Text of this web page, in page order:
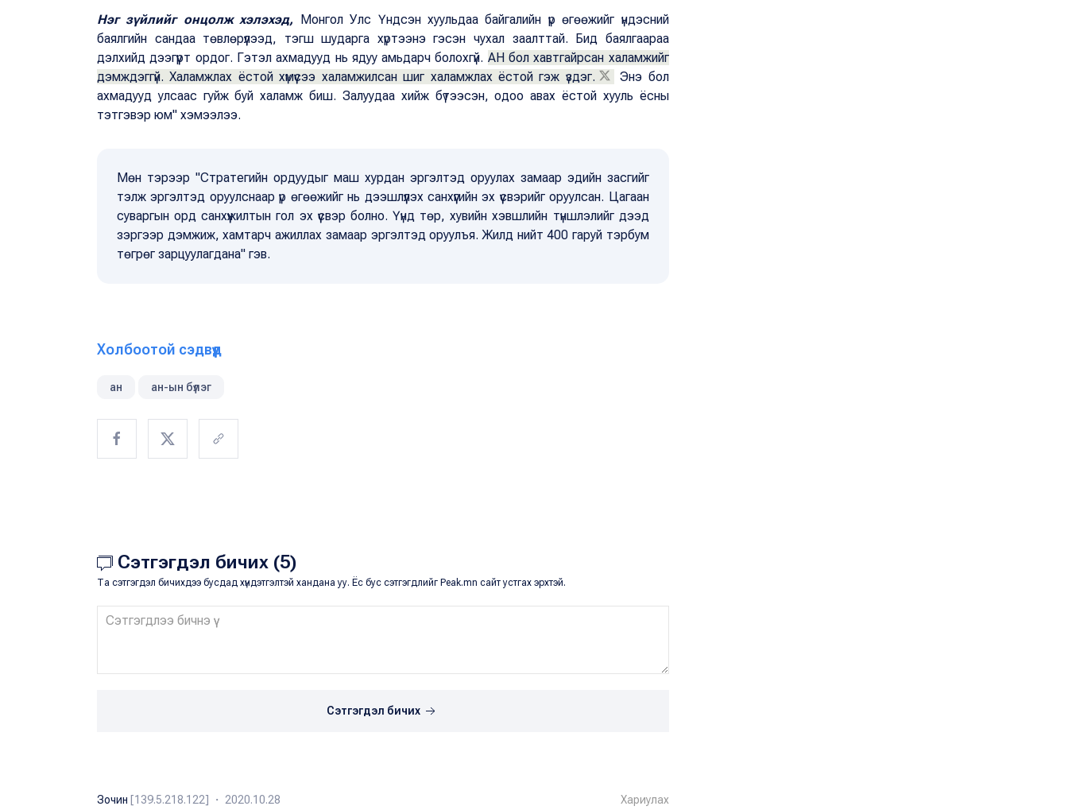
Нэг зүйлийг онцолж хэлэхэд, Монгол Улс Үндсэн хуульдаа байгалийн үр өгөөжийг үндэсний
баялгийн сандаа төвлөрүүлээд, тэгш шударга хүртээнэ гэсэн чухал заалттай. Бид баялгаараа
дэлхийд дээгүүрт ордог. Гэтэл ахмадууд нь ядуу амьдарч болохгүй. АН бол хавтгайрсан халамжийг
дэмждэггүй. Халамжлах ёстой хүмүүсээ халамжилсан шиг халамжлах ёстой гэж үздэг.
Энэ бол
ахмадууд улсаас гуйж буй халамж биш. Залуудаа хийж бүтээсэн, одоо авах ёстой хууль ёсны
тэтгэвэр юм" хэмээлээ.
Мөн тэрээр "Стратегийн ордуудыг маш хурдан эргэлтэд оруулах замаар эдийн засгийг
тэлж эргэлтэд оруулснаар үр өгөөжийг нь дээшлүүлэх санхүүгийн эх үүсвэрийг оруулсан. Цагаан
суваргын орд санхүүжилтын гол эх үүсвэр болно. Үүнд төр, хувийн хэвшлийн түншлэлийг дээд
зэргээр дэмжиж, хамтарч ажиллах замаар эргэлтэд оруулъя. Жилд нийт 400 гаруй тэрбум
төгрөг зарцуулагдана" гэв.
Холбоотой сэдвүүд
ан ан-ын бүлэг
Сэтгэгдэл бичих (5)
Та сэтгэгдэл бичихдээ бусдад хүндэтгэлтэй хандана уу. Ёс бус сэтгэгдлийг Peak.mn сайт устгах эрхтэй.
Сэтгэгдэл бичих
Зочин [139.5.218.122] ・ 2020.10.28 Хариулах